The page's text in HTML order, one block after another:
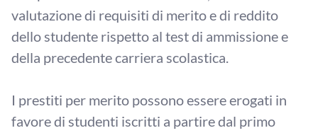
valutazione di requisiti di merito e di reddito
dello studente rispetto al test di ammissione e
della precedente carriera scolastica.
I prestiti per merito possono essere erogati in
favore di studenti iscritti a partire dal primo